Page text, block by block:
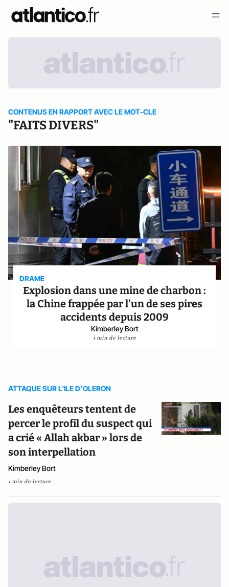
CONTENUS EN RAPPORT AVEC LE MOT-CLE
"FAITS DIVERS"
DRAME
Explosion dans une mine de charbon :
la Chine frappée par l’un de ses pires
accidents depuis 2009
Kimberley Bort
1 min de lecture
ATTAQUE SUR L'ILE D’OLERON
Les enquêteurs tentent de
percer le profil du suspect qui
a crié « Allah akbar » lors de
son interpellation
Kimberley Bort
1 min de lecture